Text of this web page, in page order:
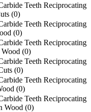
Teeth Reciprocating
(0)
Teeth Reciprocating
(0)
Teeth Reciprocating
(0)
Teeth Reciprocating
(0)
Teeth Reciprocating
(0)
Teeth Reciprocating
Wood (0)